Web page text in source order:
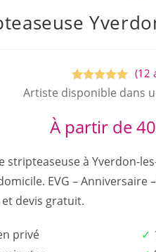
Noté5.00
basé sur
12
clients
(12
Artiste disponible dans
À partir de
stripteaseuse à Yverdon-
EVG – Anniversaire
devis gratuit.
privé